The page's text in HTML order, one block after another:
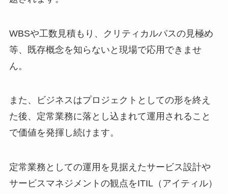
WBSや工数見積もり、クリティカルパスの見極め
等、既存概念を知らないと現場で応用できませ
ん。
また、ビジネスはプロジェクトとしての形を終え
た後、定常業務に落とし込まれて運用されること
で価値を発揮し続けます。
定常業務としての運用を見据えたサービス設計や
サービスマネジメントの観点をITIL（アイティル）